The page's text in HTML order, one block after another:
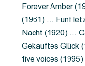
Forever Amber
(1961) … Fünf
Nacht (1920) …
Gekauftes Glück
five voices